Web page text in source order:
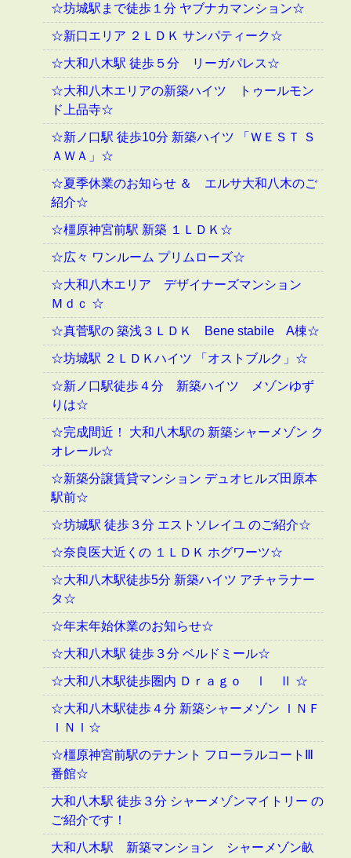
☆坊城駅まで徒歩１分 ヤブナカマンション☆
☆新口エリア ２ＬＤＫ サンパティーク☆
☆大和八木駅 徒歩５分 リーガパレス☆
☆大和八木エリアの新築ハイツ トゥールモン
ド上品寺☆
☆新ノ口駅 徒歩10分 新築ハイツ 「ＷＥＳＴ Ｓ
ＡＷＡ」☆
☆夏季休業のお知らせ ＆ エルサ大和八木のご
紹介☆
☆橿原神宮前駅 新築 １ＬＤＫ☆
☆広々 ワンルーム プリムローズ☆
☆大和八木エリア デザイナーズマンション
Ｍｄｃ ☆
☆真菅駅の 築浅３ＬＤＫ Bene stabile A棟☆
☆坊城駅 ２ＬＤＫハイツ 「オストブルク」☆
☆新ノ口駅徒歩４分 新築ハイツ メゾンゆず
りは☆
☆完成間近！ 大和八木駅の 新築シャーメゾン ク
オレール☆
☆新築分譲賃貸マンション デュオヒルズ田原本
駅前☆
☆坊城駅 徒歩３分 エストソレイユ のご紹介☆
☆奈良医大近くの １ＬＤＫ ホグワーツ☆
☆大和八木駅徒歩5分 新築ハイツ アチャラナー
タ☆
☆年末年始休業のお知らせ☆
☆大和八木駅 徒歩３分 ベルドミール☆
☆大和八木駅徒歩圏内 Ｄｒａｇｏ Ⅰ Ⅱ ☆
☆大和八木駅徒歩４分 新築シャーメゾン ＩＮＦ
ＩＮＩ☆
☆橿原神宮前駅のテナント フローラルコートⅢ
番館☆
大和八木駅 徒歩３分 シャーメゾンマイトリー の
ご紹介です！
大和八木駅 新築マンション シャーメゾン畝